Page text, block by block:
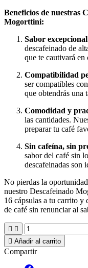
Beneficios de nuestras
Mogorttini:
Sabor
descafeinado de
que te cautivará en
Compatibilidad
ser compatibles
que obtendrás una
Comodidad y
las cantidades.
preparar tu café
Sin cafeína, sin
sabor del café sin
descafeinadas son
No pierdas la
nuestro Descafeinado
16 cápsulas a tu carrito y
de café sin renunciar al
 
 Añadir al carrito
Compartir